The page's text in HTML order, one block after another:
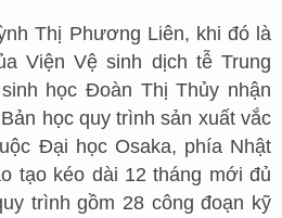
Thị Phương Liên, khi đó là
Viện Vệ sinh dịch tễ Trung
học Đoàn Thị Thủy nhận
học quy trình sản xuất vắc
Đại học Osaka, phía Nhật
tạo kéo dài 12 tháng mới đủ
trình gồm 28 công đoạn kỹ